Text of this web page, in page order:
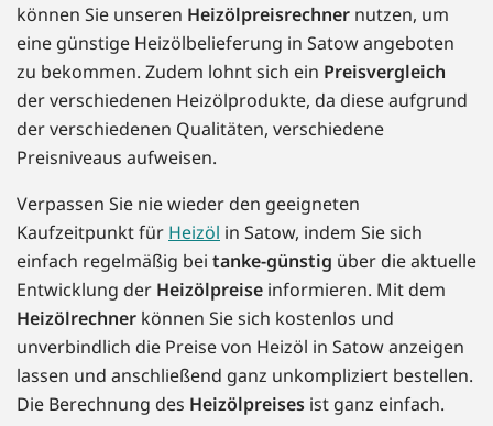
können Sie unseren Heizölpreisrechner nutzen, um
eine günstige Heizölbelieferung in Satow angeboten
zu bekommen. Zudem lohnt sich ein Preisvergleich
der verschiedenen Heizölprodukte, da diese aufgrund
der verschiedenen Qualitäten, verschiedene
Preisniveaus aufweisen.
Verpassen Sie nie wieder den geeigneten
Kaufzeitpunkt für Heizöl in Satow, indem Sie sich
einfach regelmäßig bei tanke-günstig über die aktuelle
Entwicklung der Heizölpreise informieren. Mit dem
Heizölrechner können Sie sich kostenlos und
unverbindlich die Preise von Heizöl in Satow anzeigen
lassen und anschließend ganz unkompliziert bestellen.
Die Berechnung des Heizölpreises ist ganz einfach.